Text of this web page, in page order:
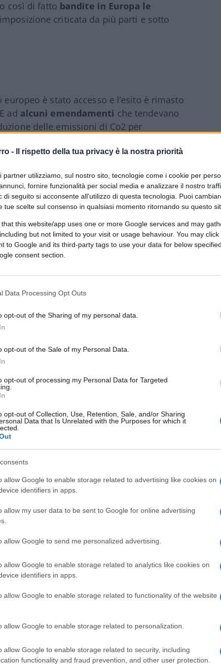
- Il rispetto della tua privacy è la nostra priorità
partner utilizziamo, sul nostro sito, tecnologie come i cookie per
fornire funzionalità per social media e analizzare il nostro
di seguito si acconsente all'utilizzo di questa tecnologia. Puoi
tue scelte sul consenso in qualsiasi momento ritornando su questo
that this website/app uses one or more Google services and may
but not limited to your visit or usage behaviour. You may
to Google and its third-party tags to use your data for below
consent section.
Data Processing Opt Outs
opt-out of the Sharing of my personal data.
opt-out of the Sale of my Personal Data.
opt-out of processing my Personal Data for Targeted
opt-out of Collection, Use, Retention, Sale, and/or Sharing
Data that Is Unrelated with the Purposes for which it
allow Google to enable storage related to advertising like cookies on
identifiers in apps.
allow my user data to be sent to Google for online advertising
allow Google to send me personalized advertising.
allow Google to enable storage related to analytics like cookies on
identifiers in apps.
allow Google to enable storage related to functionality of the website
allow Google to enable storage related to personalization.
allow Google to enable storage related to security, including
functionality and fraud prevention, and other user protection.
così di fatto bandite in Europa le
criticata da più parti e sotto
è stato accesso e l’esito è rimasto
ad alcuni emendamenti che tendevano
delle emissioni di Co2 per
è stato infatti ribattezzato salva-
ad un classico emendamento di
specifici centri di interesse prevedendo
caso diFit for 55è stata propagandata
la finalità di contrastare il
la conversione ecologica della
contrarietà al voto odierno semmai
che, forse, con eccessivo acritico
riforme in argomento.
con motore a scoppio a partire dal
aspetti.
industriale. L’Europa ha la
e, come noto, ha una storica
che occupa centinaia di migliaia di
alla tecnologia elettrica comporta una
vantano un vantaggio sulle tecnologie
riduzione della forza lavoro
unità in meno, poiché la produzione di
e potrebbe mandarein soffitta larga
che supportano i costruttori di auto
con maggiore intensità, al
petrolifero russo ossia il prodursi di